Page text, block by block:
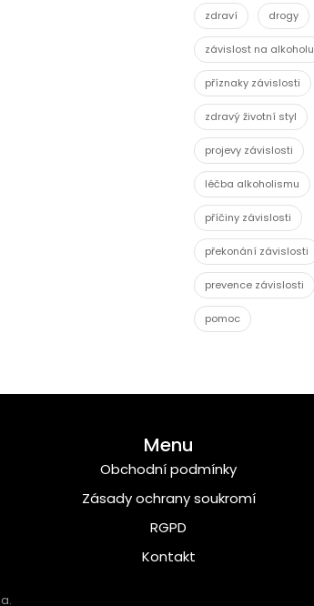
zdraví drogy
závislost na alkoholu
příznaky závislosti
zdravý životní styl
projevy závislosti
léčba alkoholismu
příčiny závislosti
překonání závislosti
prevence závislosti
pomoc
Menu
Obchodní podmínky
Zásady ochrany soukromí
RGPD
Kontakt